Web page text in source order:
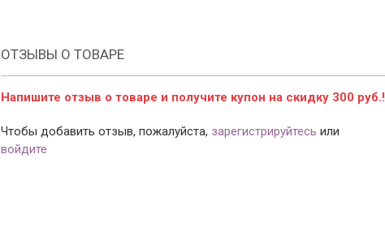
ОТЗЫВЫ О ТОВАРЕ
Напишите отзыв о товаре и получите купон на скидку 300 руб.!
Чтобы добавить отзыв, пожалуйста, зарегистрируйтесь или
войдите